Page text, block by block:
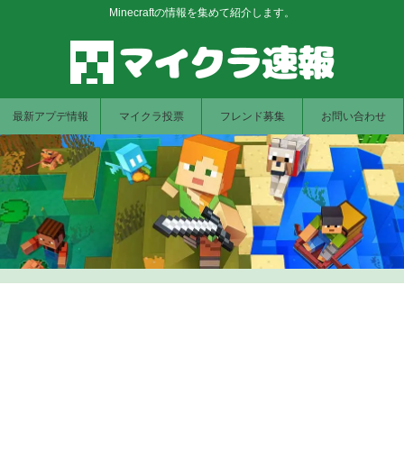
Minecraftの情報を集めて紹介します。
最新アプデ情報 マイクラ投票 フレンド募集 お問い合わせ